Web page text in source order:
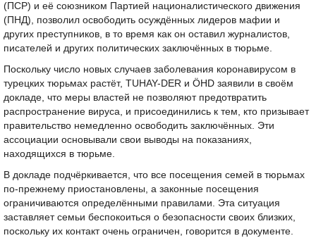
(ПСР) и её союзником Партией националистического движения
(ПНД), позволил освободить осуждённых лидеров мафии и
других преступников, в то время как он оставил журналистов,
писателей и других политических заключённых в тюрьме.
Поскольку число новых случаев заболевания коронавирусом в
турецких тюрьмах растёт, TUHAY-DER и ÖHD заявили в своём
докладе, что меры властей не позволяют предотвратить
распространение вируса, и присоединились к тем, кто призывает
правительство немедленно освободить заключённых. Эти
ассоциации основывали свои выводы на показаниях,
находящихся в тюрьме.
В докладе подчёркивается, что все посещения семей в тюрьмах
по-прежнему приостановлены, а законные посещения
ограничиваются определёнными правилами. Эта ситуация
заставляет семьи беспокоиться о безопасности своих близких,
поскольку их контакт очень ограничен, говорится в документе.